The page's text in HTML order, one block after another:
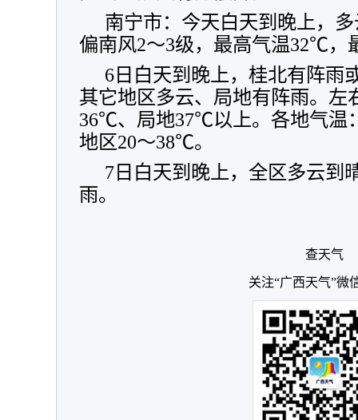
南宁市：今天白天到晚上，
偏南风2～3级，最高气温32℃，
6日白天到晚上，桂北有阵雨
其它地区多云、局地有阵雨。左
36℃、局地37℃以上。各地气温
地区20～38℃。
7日白天到晚上，全区多云到
雨。
查天气
关注“广西天气”微